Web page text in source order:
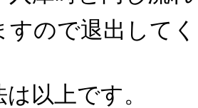
すので退出して
以上です。